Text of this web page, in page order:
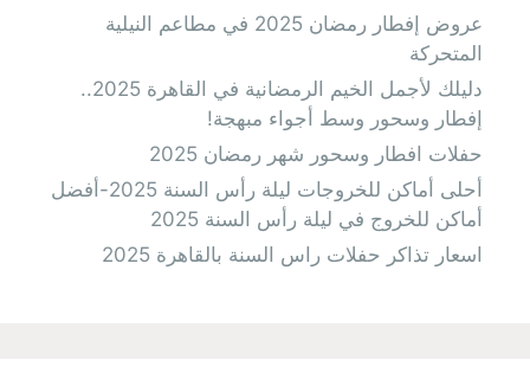
عروض إفطار رمضان 2025 في مطاعم النيلية
المتحركة
دليلك لأجمل الخيم الرمضانية في القاهرة 2025..
إفطار وسحور وسط أجواء مبهجة!
حفلات افطار وسحور شهر رمضان 2025
أحلى أماكن للخروجات ليلة رأس السنة 2025-أفضل
أماكن للخروج في ليلة رأس السنة 2025
اسعار تذاكر حفلات راس السنة بالقاهرة 2025